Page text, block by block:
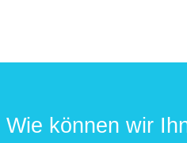
Wie können wir